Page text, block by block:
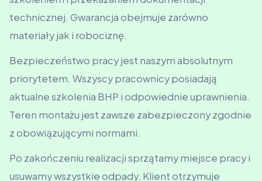
technicznej. Gwarancja obejmuje zarówno
materiały jak i robociznę.
Bezpieczeństwo pracy jest naszym absolutnym
priorytetem. Wszyscy pracownicy posiadają
aktualne szkolenia BHP i odpowiednie uprawnienia.
Teren montażu jest zawsze zabezpieczony zgodnie
z obowiązującymi normami.
Po zakończeniu realizacji sprzątamy miejsce pracy i
usuwamy wszystkie odpady. Klient otrzymuje